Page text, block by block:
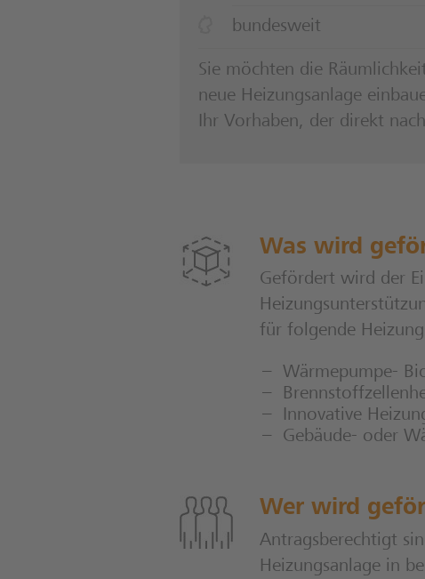
FördermittelFinder Digitalisierung &bundesweit
Sie möchten die
neue Heizungsanlage
Ihr Vorhaben, der direkt
Was wird
Gefördert wird der
für folgende
Wärmepumpe-
Innovative
Gebäude- oder
Wer wird
Antragsberechtigt
Heizungsanlage in